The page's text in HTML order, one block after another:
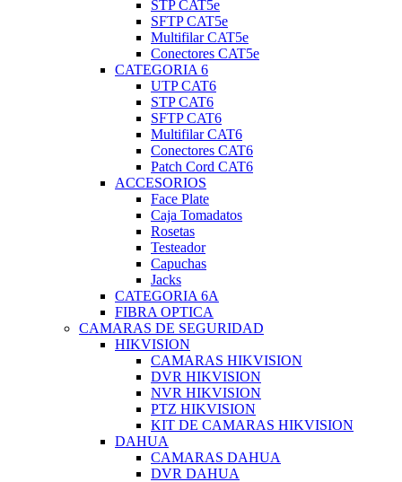
STP CAT5e
SFTP CAT5e
Multifilar CAT5e
Conectores CAT5e
CATEGORIA 6
UTP CAT6
STP CAT6
SFTP CAT6
Multifilar CAT6
Conectores CAT6
Patch Cord CAT6
ACCESORIOS
Face Plate
Caja Tomadatos
Rosetas
Testeador
Capuchas
Jacks
CATEGORIA 6A
FIBRA OPTICA
CAMARAS DE SEGURIDAD
HIKVISION
CAMARAS HIKVISION
DVR HIKVISION
NVR HIKVISION
PTZ HIKVISION
KIT DE CAMARAS HIKVISION
DAHUA
CAMARAS DAHUA
DVR DAHUA